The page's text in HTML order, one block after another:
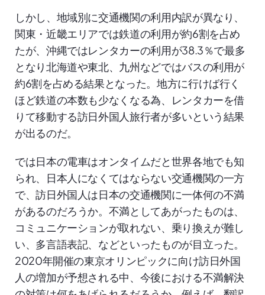
しかし、地域別に交通機関の利用内訳が異なり、
関東・近畿エリアでは鉄道の利用が約6割を占め
たが、沖縄ではレンタカーの利用が38.3％で最多
となり北海道や東北、九州などではバスの利用が
約6割を占める結果となった。地方に行けば行く
ほど鉄道の本数も少なくなる為、レンタカーを借
りて移動する訪日外国人旅行者が多いという結果
が出るのだ。
では日本の電車はオンタイムだと世界各地でも知
られ、日本人になくてはならない交通機関の一方
で、訪日外国人は日本の交通機関に一体何の不満
があるのだろうか。不満としてあがったものは、
コミュニケーションが取れない、乗り換えが難し
い、多言語表記、などといったものが目立った。
2020年開催の東京オリンピックに向け訪日外国
人の増加が予想される中、今後における不満解決